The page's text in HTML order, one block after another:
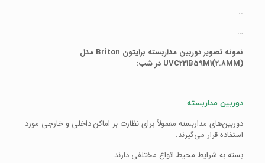
..
…
نمونه تصویر دوربین مداربسته برایتون Briton مدل
UVC221B59M1(2.8MM) در شب:
دوربین مداربسته
دوربین‌های مداربسته معمولاً برای نظارت بر اماکن داخلی و خارجی مورد
استفاده قرار می‌گیرند.
بسته به شرایط محیط انواع مختلفی دارند.